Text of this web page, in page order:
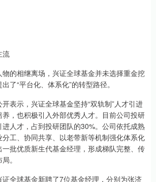
的相继离场，兴证全球基金并未选择重金挖
了“平台化、体系化”的转型路径。
示，兴证全球基金坚持“双轨制”人才引进
，也积极引入外部优秀人才。目前公司投研
人才，占到投研团队的30%。公司依托成熟
工、协同共享、以老带新等机制强化体系化
批优质新生代基金经理，形成梯队完整、传
。
全球基金新聘了7位基金经理，分别为张济